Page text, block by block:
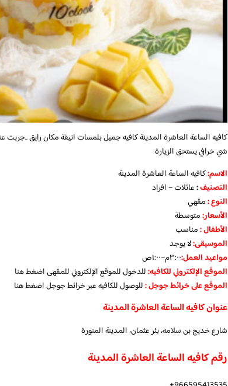
شي خرافي يستحق الزيارة
الاسم:كافيه الساعة العاشرة المدينة
التصنيف:عائلات – افراد
النوع :مقهي
الأسعار:متوسطة
الأطفال:مناسب
الموسيقى:لا يوجد
مواعيد العمل:٣:٠٠م–١:٠٠ص
الموقع الإلكتروني للكافيه:للدخول للموقع الإلكتروني للمقهىاضغط هنا
الموقع على خرائط جوجل:للوصول للكافيه عبر خرائط جوجلاضغط هنا
عنوان كافيه الساعة العاشرة المدينة
شارع خديج بن سلامه، بئر عثمان، المدينة المنورة
رقم كافيه الساعة العاشرة المدينة